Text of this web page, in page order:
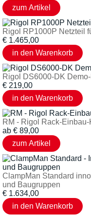
Rigol RP1000P Netzteil
€ 1.465,00
Rigol DS6000-DK
€ 219,00
RM - Rigol Rack-Einbau-
ab € 89,00
ClampMan Standard
und Baugruppen
€ 1.634,00